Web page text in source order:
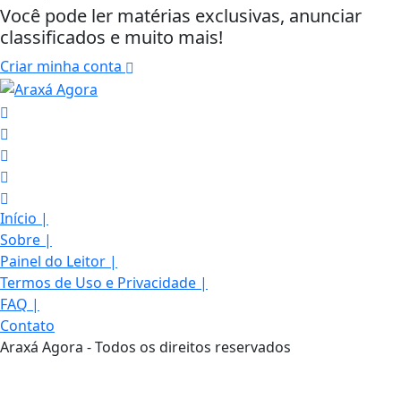
Você pode ler matérias exclusivas, anunciar
classificados e muito mais!
Criar minha conta
Início |
Sobre |
Painel do Leitor |
Termos de Uso e Privacidade |
FAQ |
Contato
Araxá Agora - Todos os direitos reservados
Termos de Uso e Privacidade
Esse site utiliza cookies para melhorar sua